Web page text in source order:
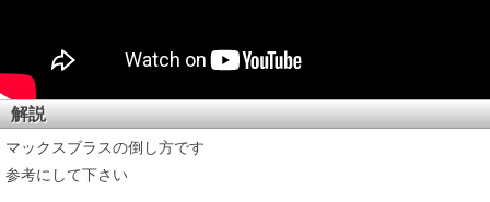
解説
マックスブラスの倒し方です
参考にして下さい